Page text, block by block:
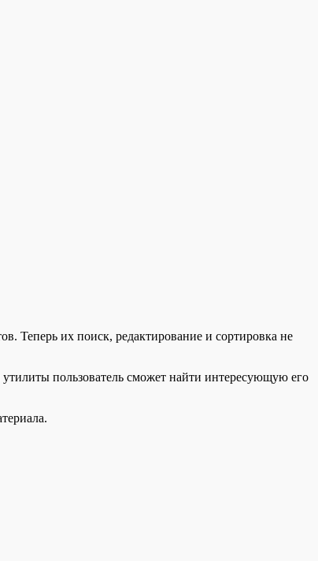
Теперь их поиск, редактирование и сортировка не
пользователь сможет найти интересующую его